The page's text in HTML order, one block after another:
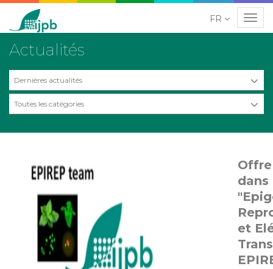
FR
Actualités
Dernières actualités
Toutes les catégories
dans
et